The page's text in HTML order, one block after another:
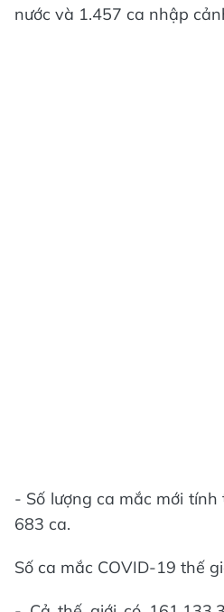
nước và 1.457 ca nhập
- Số lượng ca mắc mới
683 ca.
Số ca mắc COVID-19 thế